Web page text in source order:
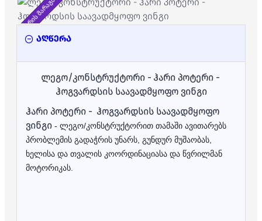
არ არის მარაგში
აღწერა
ლეგო/კონსტრუქტორი - ჰარი პოტერი -
ჰოგვარდსის საავადმყოფო ვინგი
ჰარი პოტერი - ჰოგვარდსის საავადმყოფო
ვინგი - ლეგო/კონსტრუქტორით თამაში ავითარებს
პრობლემის გადაჭრის უნარს, გუნდურ მუშაობას,
ხელისა და თვალის კოორდინაციასა და წვრილმან
მოტორიკას.